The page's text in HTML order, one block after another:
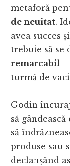
metaforă
de neuitat.
avea succes
trebuie să se
remarcabil —
turmă de
Godin
să gândească
să
produse sau
declanșând